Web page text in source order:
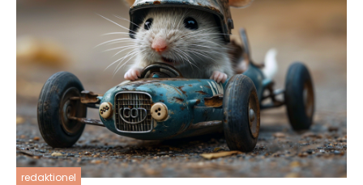
redaktionel